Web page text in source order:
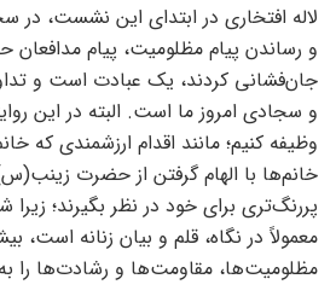
لاله افتخاری در ابتدای این نشست، در
و رساندن پیام مظلومیت، پیام مدافعان
جان‌فشانی کردند، یک عبادت است و
و سجادی امروز ما است. البته در این
وظیفه کنیم؛ مانند اقدام ارزشمندی که
خانم‌ها با الهام گرفتن از حضرت
پررنگ‌تری برای خود در نظر بگیرند؛
معمولاً در نگاه، قلم و بیان زنانه است،
مظلومیت‌ها، مقاومت‌ها و رشادت‌ها را